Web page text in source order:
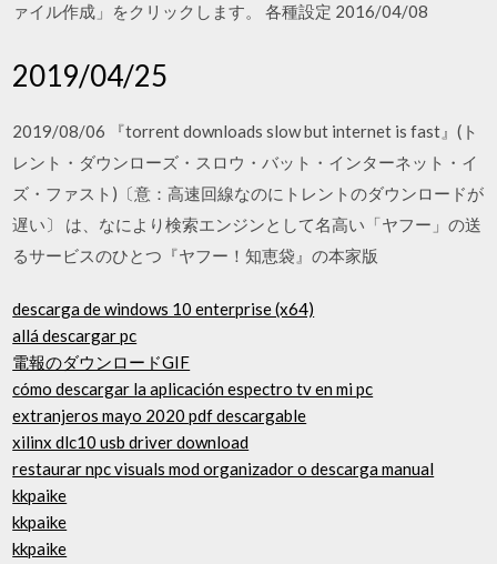
ァイル作成」をクリックします。 各種設定 2016/04/08
2019/04/25
2019/08/06 『torrent downloads slow but internet is fast』(ト
レント・ダウンローズ・スロウ・バット・インターネット・イ
ズ・ファスト)〔意：高速回線なのにトレントのダウンロードが
遅い〕 は、なにより検索エンジンとして名高い「ヤフー」の送
るサービスのひとつ『ヤフー！知恵袋』の本家版
descarga de windows 10 enterprise (x64)
allá descargar pc
電報のダウンロードGIF
cómo descargar la aplicación espectro tv en mi pc
extranjeros mayo 2020 pdf descargable
xilinx dlc10 usb driver download
restaurar npc visuals mod organizador o descarga manual
kkpaike
kkpaike
kkpaike